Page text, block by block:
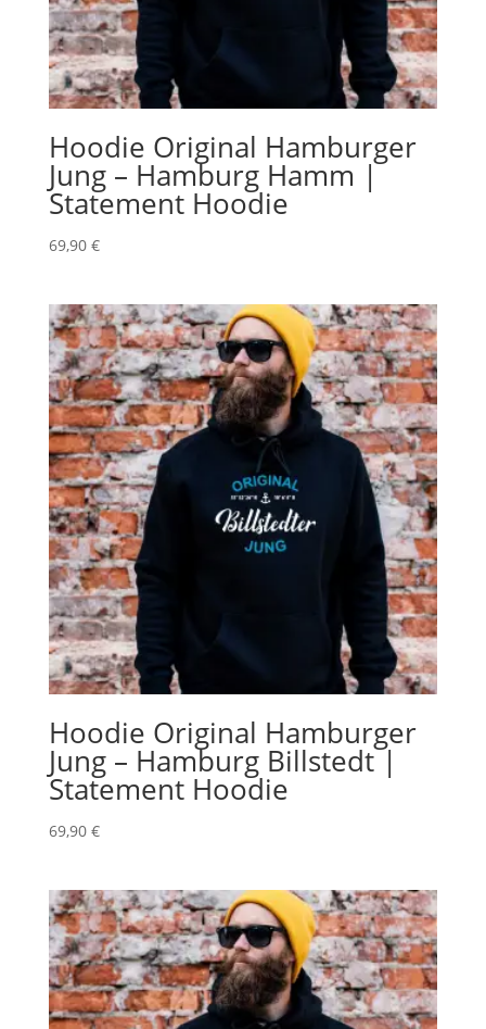
Hoodie Original Hamburger
Jung – Hamburg Hamm |
Statement Hoodie
69,90 €
Hoodie Original Hamburger
Jung – Hamburg Billstedt |
Statement Hoodie
69,90 €